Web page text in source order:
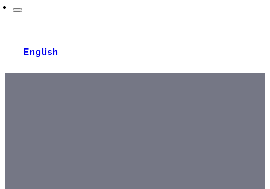
English